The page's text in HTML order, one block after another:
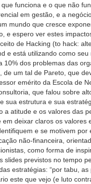
funciona e o que não
em gestão, e a
mundo que cresce
e espero ver estes
de Hacking (to hack:
e está utilizando como
dos problemas das
de um tal de Pareto, que
emérito da Escola de
que falou sobre
sua estrutura e sua
atitude e os valores das
deixar claros os
e se motivem por
não-financeira,
como forma de
slides previstos no tempo
estratégias: “por tabu,
este que vejo (e luto